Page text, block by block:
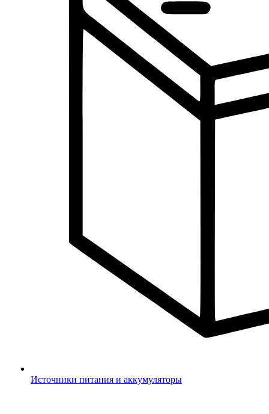
Источники питания и аккумуляторы